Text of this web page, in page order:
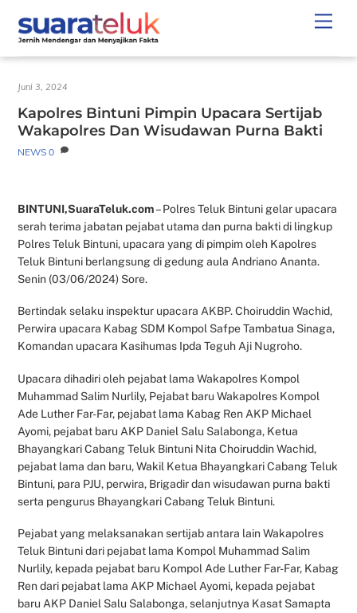
content
Juni 3, 2024
Kapolres Bintuni Pimpin Upacara Sertijab
Wakapolres Dan Wisudawan Purna Bakti
NEWS 0
BINTUNI,SuaraTeluk.com– Polres Teluk Bintuni gelar upacara
serah terima jabatan pejabat utama dan purna bakti di lingkup
Polres Teluk Bintuni, upacara yang di pimpim oleh Kapolres
Teluk Bintuni berlangsung di gedung aula Andriano Ananta.
Senin (03/06/2024) Sore.
Bertindak selaku inspektur upacara AKBP. Choiruddin Wachid,
Perwira upacara Kabag SDM Kompol Safpe Tambatua Sinaga,
Komandan upacara Kasihumas Ipda Teguh Aji Nugroho.
Upacara dihadiri oleh pejabat lama Wakapolres Kompol
Muhammad Salim Nurlily, Pejabat baru Wakapolres Kompol
Ade Luther Far-Far, pejabat lama Kabag Ren AKP Michael
Ayomi, pejabat baru AKP Daniel Salu Salabonga, Ketua
Bhayangkari Cabang Teluk Bintuni Nita Choiruddin Wachid,
pejabat lama dan baru, Wakil Ketua Bhayangkari Cabang Teluk
Bintuni, para PJU, perwira, Brigadir dan wisudawan purna bakti
serta pengurus Bhayangkari Cabang Teluk Bintuni.
Pejabat yang melaksanakan sertijab antara lain Wakapolres
Teluk Bintuni dari pejabat lama Kompol Muhammad Salim
Nurlily, kepada pejabat baru Kompol Ade Luther Far-Far, Kabag
Ren dari pejabat lama AKP Michael Ayomi, kepada pejabat
baru AKP Daniel Salu Salabonga, selanjutnya Kasat Samapta